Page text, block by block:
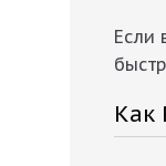
Если
Как